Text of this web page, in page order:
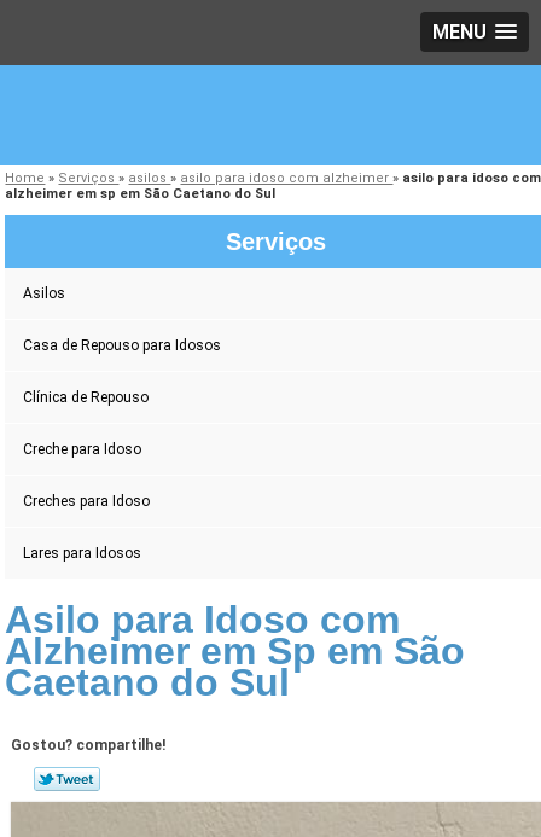
MENU
Home » Serviços» asilos» asilo para idoso com alzheimer» asilo para idoso com
alzheimer em sp em São Caetano do Sul
Serviços
Asilos
Casa de Repouso para Idosos
Clínica de Repouso
Creche para Idoso
Creches para Idoso
Lares para Idosos
Asilo para Idoso com
Alzheimer em Sp em São
Caetano do Sul
Gostou? compartilhe!